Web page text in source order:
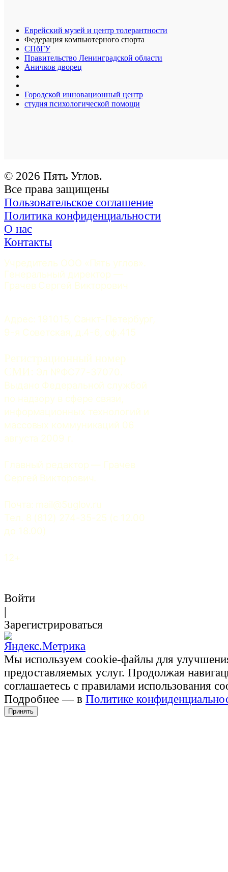
Еврейский музей и центр толерантности
Федерация компьютерного спорта
СПбГУ
Правительство Ленинградской области
Аничков дворец
Городской инновационный центр
студия психологической помощи
© 2026 Пять Углов.
Все права защищены
Пользовательское соглашение
Политика конфиденциальности
О нас
Контакты
Учредитель ООО «Пять углов».
Генеральный директор —
Грачев Сергей Викторович
Адрес: 191015, Санкт-Петербург,
9-я Советская, д.4-6, оф.415
Регистрационный номер
СМИ: Эл №ФС77-37070.
Выдано Федеральной службой
по надзору в сфере связи,
информационных технологий и
массовых коммуникаций 06
августа 2009 г.
Главный редактор — Грачев
Сергей Викторович.
Почта: mail@5uglov.ru
Тел. 8 (812) 274-35-25 (c 12.00
до 18.00)
12+
Войти
Зарегистрироваться
Мы используем cookie-файлы для
предоставляемых услуг. Продолжая
соглашаетесь с правилами использования
Подробнее — в Политике
Принять